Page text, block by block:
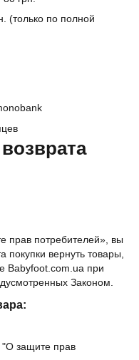
(только по полной
прав потребителей», вы
вернуть товары,
Babyfoot.com.ua при
Законом.
"О защите прав